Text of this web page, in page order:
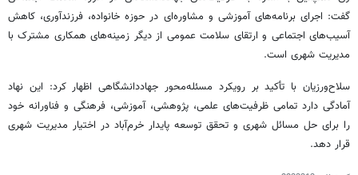
گفت: اجرای برنامه‌های آموزشی و مشاوره‌ای در حوزه خانواده، فرزندآوری، کاهش
آسیب‌های اجتماعی و ارتقای سلامت عمومی از دیگر زمینه‌های همکاری مشترک با
مدیریت شهری است.
سلاح‌ورزیان با تأکید بر رویکرد مسئله‌محور جهاددانشگاهی اظهار کرد: این نهاد
آمادگی دارد تمامی ظرفیت‌های علمی، پژوهشی، آموزشی، فرهنگی و فناورانه خود
را برای حل مسائل شهری و تحقق توسعه پایدار خرم‌آباد در اختیار مدیریت شهری
قرار دهد.